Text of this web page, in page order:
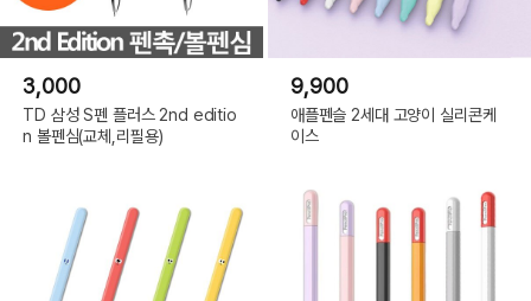
3,000
TD 삼성 S펜 플러스 2nd editio
n 볼펜심(교체,리필용)
9,900
애플펜슬 2세대 고양이 실리콘케
이스